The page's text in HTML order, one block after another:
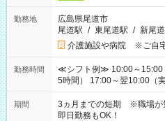
勤務地
広島県尾道市
尾道駅 / 東尾道駅 / 新尾
介護施設や病院 ※ご自
勤務時間
≪シフト例≫ 10:00～15:00
5時間） 17:00～翌10:00（実働15時間
働く時間は調整できます！
期間
3ヵ月までの短期 ※職場が
即日勤務もOK！